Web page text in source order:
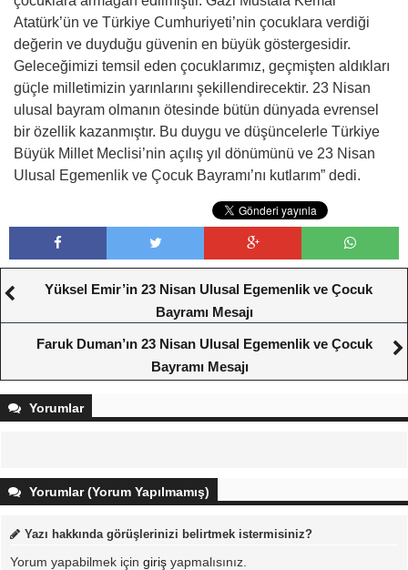
Atatürk’ün ve Türkiye Cumhuriyeti’nin çocuklara verdiği
değerin ve duyduğu güvenin en büyük göstergesidir.
Geleceğimizi temsil eden çocuklarımız, geçmişten aldıkları
güçle milletimizin yarınlarını şekillendirecektir. 23 Nisan
ulusal bayram olmanın ötesinde bütün dünyada evrensel
bir özellik kazanmıştır. Bu duygu ve düşüncelerle Türkiye
Büyük Millet Meclisi’nin açılış yıl dönümünü ve 23 Nisan
Ulusal Egemenlik ve Çocuk Bayramı’nı kutlarım” dedi.
Yüksel Emir’in 23 Nisan Ulusal Egemenlik ve Çocuk
Bayramı Mesajı
Faruk Duman’ın 23 Nisan Ulusal Egemenlik ve Çocuk
Bayramı Mesajı
Yorumlar
Yorumlar (Yorum Yapılmamış)
Yazı hakkında görüşlerinizi belirtmek istermisiniz?
Yorum yapabilmek için giriş yapmalısınız.